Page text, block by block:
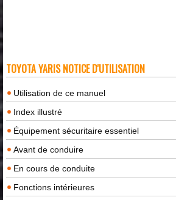
TOYOTA YARIS NOTICE D'UTILISATION
Utilisation de ce manuel
Index illustré
Équipement sécuritaire essentiel
Avant de conduire
En cours de conduite
Fonctions intérieures